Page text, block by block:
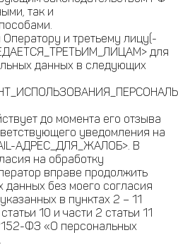
так и
и третьему лицу(-
для
данных в следующих
до момента его отзыва
уведомления на
АДРЕС_ДЛЯ_ЖАЛОБ>. В
на обработку
вправе продолжить
данных без моего согласия
в пунктах 2 – 11
10 и части 2 статьи 11
ФЗ «О персональных